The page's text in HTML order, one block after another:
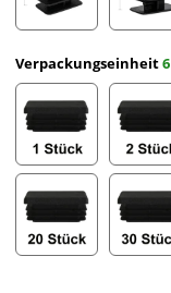
Verpackungseinheit
1 Stück 2